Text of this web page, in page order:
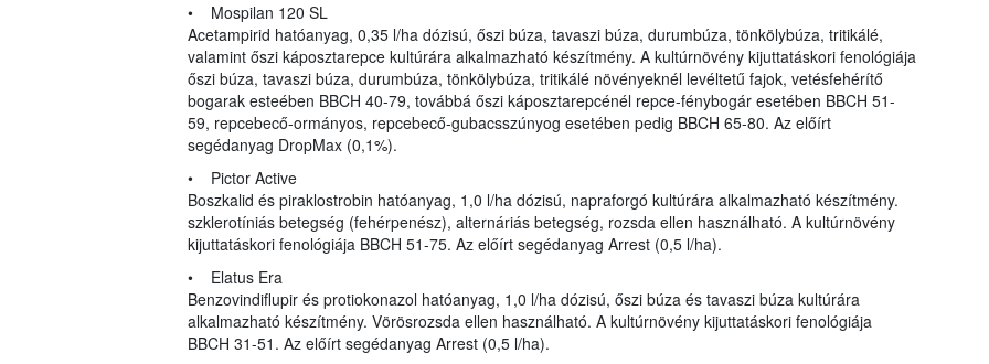
• Mospilan 120 SL
Acetampirid hatóanyag, 0,35 l/ha dózisú, őszi búza, tavaszi búza, durumbúza, tönkölybúza, tritikálé,
valamint őszi káposztarepce kultúrára alkalmazható készítmény. A kultúrnövény kijuttatáskori fenológiája
őszi búza, tavaszi búza, durumbúza, tönkölybúza, tritikálé növényeknél levéltetű fajok, vetésfehérítő
bogarak esteében BBCH 40-79, továbbá őszi káposztarepcénél repce-fénybogár esetében BBCH 51-
59, repcebecő-ormányos, repcebecő-gubacsszúnyog esetében pedig BBCH 65-80. Az előírt
segédanyag DropMax (0,1%).
• Pictor Active
Boszkalid és piraklostrobin hatóanyag, 1,0 l/ha dózisú, napraforgó kultúrára alkalmazható készítmény.
szklerotíniás betegség (fehérpenész), alternáriás betegség, rozsda ellen használható. A kultúrnövény
kijuttatáskori fenológiája BBCH 51-75. Az előírt segédanyag Arrest (0,5 l/ha).
• Elatus Era
Benzovindiflupir és protiokonazol hatóanyag, 1,0 l/ha dózisú, őszi búza és tavaszi búza kultúrára
alkalmazható készítmény. Vörösrozsda ellen használható. A kultúrnövény kijuttatáskori fenológiája
BBCH 31-51. Az előírt segédanyag Arrest (0,5 l/ha).